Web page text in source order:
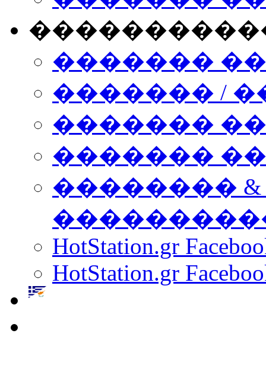
�������
������� /
�������
������� ���
��������
HotStation.gr
HotStation.gr